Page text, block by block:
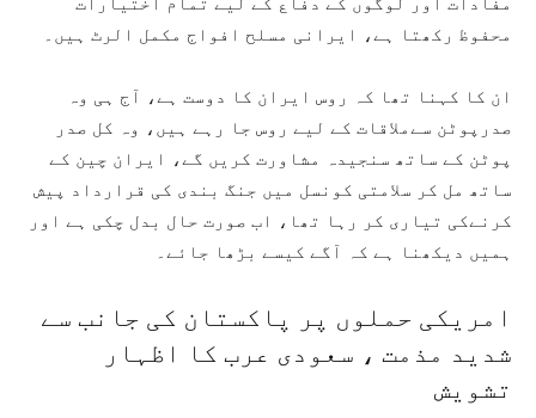
محفوظ رکھتا ہے، ایرانی مسلح افواج مکمل الرٹ ہیں۔
ان کا کہنا تھا کہ روس ایران کا دوست ہے، آج ہی وہ
صدرپوٹن سےملاقات کے لیے روس جا رہے ہیں، وہ کل صدر
پوٹن کے ساتھ سنجیدہ مشاورت کریں گے، ایران چین کے
ساتھ مل کر سلامتی کونسل میں جنگ بندی کی قرارداد پیش
کرنےکی تیاری کر رہا تھا، اب صورت حال بدل چکی ہے اور
ہمیں دیکھنا ہے کہ آگے کیسے بڑھا جائے۔
امریکی حملوں پر پاکستان کی جانب سے
شدید مذمت ، سعودی عرب کا اظہار
تشویش